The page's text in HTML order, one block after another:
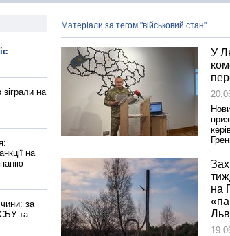
на
на
за
та
Матеріали за тегом "військовий стан"
У
на